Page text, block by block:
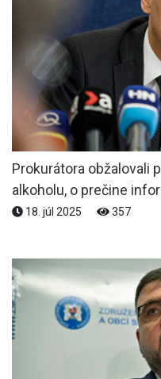
Prokurátora obžalovali
alkoholu, o prečine
18. júl 2025 357